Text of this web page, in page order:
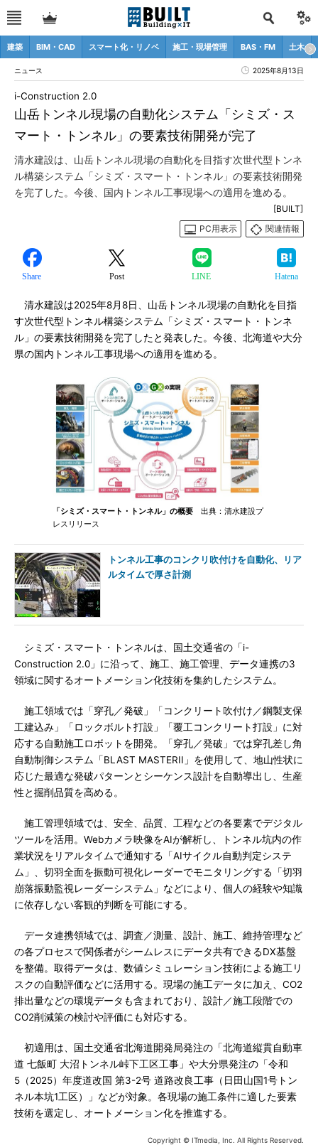
建築 BIM・CAD スマート化・リノベ 施工・現場管理 BAS・FM 土木
ニュース 2025年8月13日
山岳トンネル現場の自動化システム「シミズ・ス
マート・トンネル」の要素技術開発が完了
i-Construction 2.0
清水建設は、山岳トンネル現場の自動化を目指す次世代型トンネ
ル構築システム「シミズ・スマート・トンネル」の要素技術開発
を完了した。今後、国内トンネル工事現場への適用を進める。
[BUILT]
PC用表示
関連情報
Share Post LINE Hatena
清水建設は2025年8月8日、山岳トンネル現場の自動化を目指
す次世代型トンネル構築システム「シミズ・スマート・トンネ
ル」の要素技術開発を完了したと発表した。今後、北海道や大分
県の国内トンネル工事現場への適用を進める。
「シミズ・スマート・トンネル」の概要 出典：清水建設プ
レスリリース
トンネル工事のコンクリ吹付けを自動化、リア
ルタイムで厚さ計測
シミズ・スマート・トンネルは、国土交通省の「i-
Construction 2.0」に沿って、施工、施工管理、データ連携の3
領域に関するオートメーション化技術を集約したシステム。
施工領域では「穿孔／発破」「コンクリート吹付け／鋼製支保
工建込み」「ロックボルト打設」「覆工コンクリート打設」に対
応する自動施工ロボットを開発。「穿孔／発破」では穿孔差し角
自動制御システム「BLAST MASTERII」を使用して、地山性状に
応じた最適な発破パターンとシーケンス設計を自動導出し、生産
性と掘削品質を高める。
施工管理領域では、安全、品質、工程などの各要素でデジタル
ツールを活用。Webカメラ映像をAIが解析し、トンネル坑内の作
業状況をリアルタイムで通知する「AIサイクル自動判定システ
ム」、切羽全面を振動可視化レーダーでモニタリングする「切羽
崩落振動監視レーダーシステム」などにより、個人の経験や知識
に依存しない客観的判断を可能にする。
データ連携領域では、調査／測量、設計、施工、維持管理など
の各プロセスで関係者がシームレスにデータ共有できるDX基盤
を整備。取得データは、数値シミュレーション技術による施工リ
スクの自動評価などに活用する。現場の施工データに加え、CO2
排出量などの環境データも含まれており、設計／施工段階での
CO2削減策の検討や評価にも対応する。
初適用は、国土交通省北海道開発局発注の「北海道縦貫自動車
道 七飯町 大沼トンネル峠下工区工事」や大分県発注の「令和
5（2025）年度道改国 第3-2号 道路改良工事（日田山国1号トン
ネル本坑1工区）」などが対象。各現場の施工条件に適した要素
技術を選定し、オートメーション化を推進する。
Copyright © ITmedia, Inc. All Rights Reserved.